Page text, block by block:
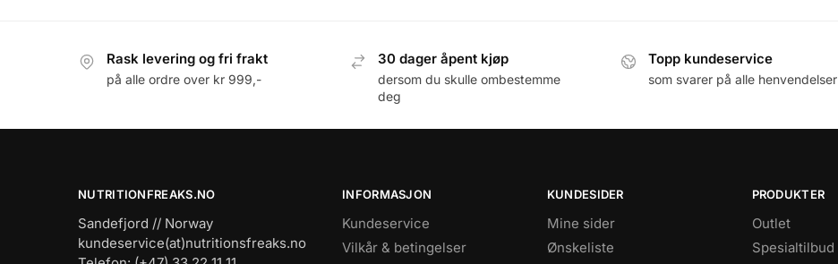
Rask levering og fri frakt
på alle ordre over kr 999,-
30 dager åpent kjøp
dersom du skulle ombestemme
deg
Topp kundeservice
som svarer på alle henvendelser
NUTRITIONFREAKS.NO
Sandefjord // Norway
kundeservice(at)nutritionsfreaks.no
INFORMASJON
Kundeservice
Vilkår & betingelser
KUNDESIDER
Mine sider
Ønskeliste
PRODUKTER
Outlet
Spesialtilbud